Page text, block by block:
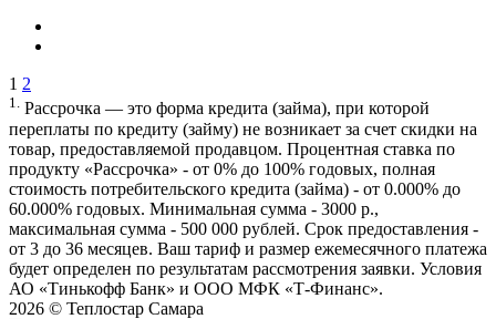
1 2
1. Рассрочка — это форма кредита (займа), при которой
переплаты по кредиту (займу) не возникает за счет скидки на
товар, предоставляемой продавцом. Процентная ставка по
продукту «Рассрочка» - от 0% до 100% годовых, полная
стоимость потребительского кредита (займа) - от 0.000% до
60.000% годовых. Минимальная сумма - 3000 р.,
максимальная сумма - 500 000 рублей. Срок предоставления -
от 3 до 36 месяцев. Ваш тариф и размер ежемесячного платежа
будет определен по результатам рассмотрения заявки. Условия
АО «Тинькофф Банк» и ООО МФК «Т-Финанс».
2026 © Теплостар Самара